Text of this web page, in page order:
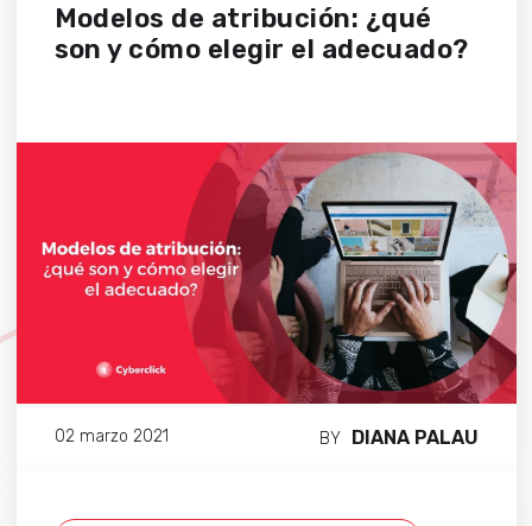
Modelos de atribución: ¿qué
son y cómo elegir el adecuado?
02 marzo 2021 BY DIANA PALAU